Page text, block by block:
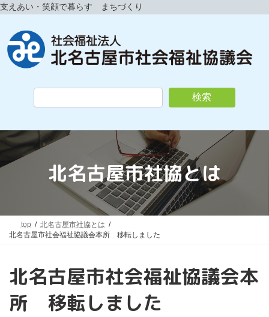
コ
ン
ン
ツ
ナ
ビ
ー
シ
支えあい・笑顔で暮らす まちづくり
検索
北名古屋市社協とは
top
北名古屋市社協とは
北名古屋市社会福祉協議会本所 移転しました
北名古屋市社会福祉協議会本
所 移転しました